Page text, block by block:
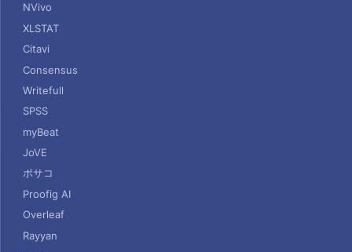
NVivo
XLSTAT
Citavi
Consensus
Writefull
SPSS
myBeat
JoVE
ポサコ
Proofig AI
Overleaf
Rayyan